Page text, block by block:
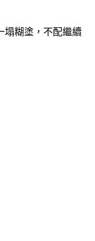
塌糊塗，不配繼續